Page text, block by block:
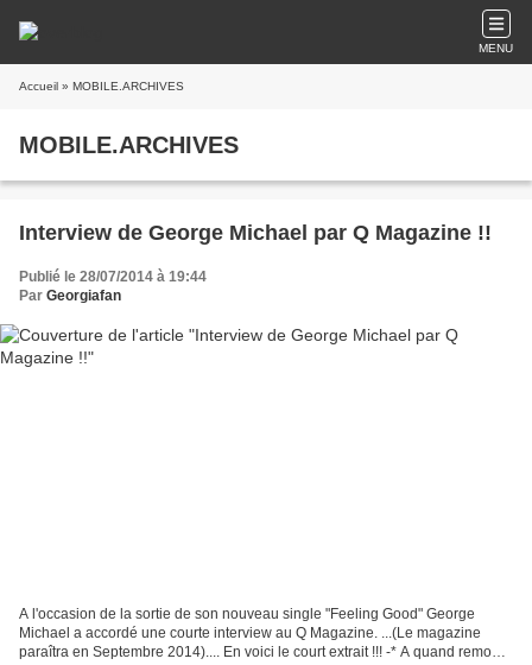
MENU
Accueil » MOBILE.ARCHIVES
MOBILE.ARCHIVES
Interview de George Michael par Q Magazine !!
Publié le 28/07/2014 à 19:44
Par Georgiafan
A l'occasion de la sortie de son nouveau single "Feeling Good" George
Michael a accordé une courte interview au Q Magazine. ...(Le magazine
paraîtra en Septembre 2014).... En voici le court extrait !!! -* A quand remonte